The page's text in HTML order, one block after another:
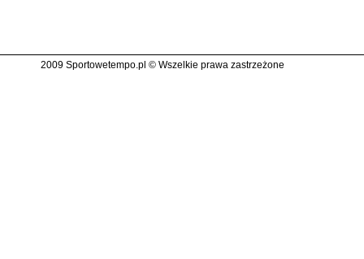
2009 Sportowetempo.pl © Wszelkie prawa zastrzeżone